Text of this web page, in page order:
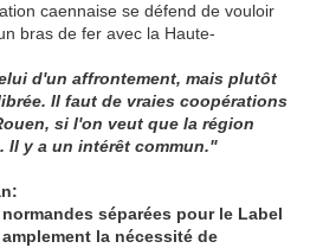
caennaise se défend de vouloir
bras de fer avec la Haute-
d'un affrontement, mais plutôt
Il faut de vraies coopérations
si l'on veut que la région
Il y a un intérêt commun."
séparées pour le Label
la nécessité de